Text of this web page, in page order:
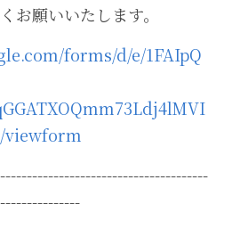
お願いいたします。
forms/d/e/1FAIpQ
viewform